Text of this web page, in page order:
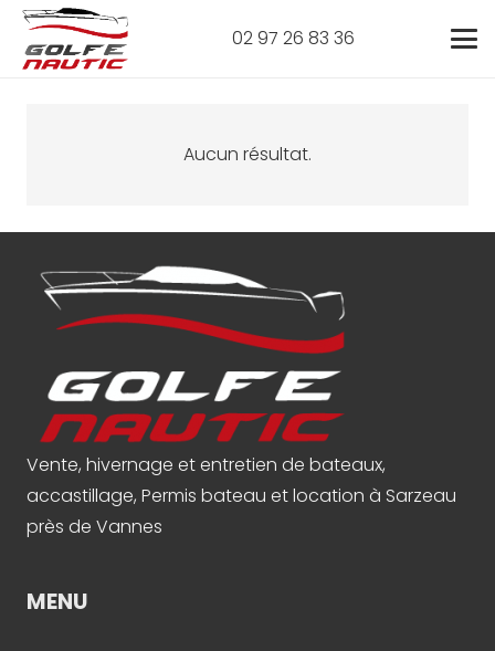
02 97 26 83 36
Aucun résultat.
Vente, hivernage et entretien de bateaux,
accastillage, Permis bateau et location à Sarzeau
près de Vannes
MENU